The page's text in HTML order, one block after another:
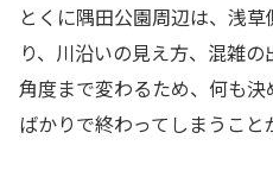
とくに隅田公園周辺は、浅
り、川沿いの見え方、混雑
角度まで変わるため、何も
ばかりで終わってしまうこと